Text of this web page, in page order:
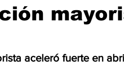
aceleró fuerte en